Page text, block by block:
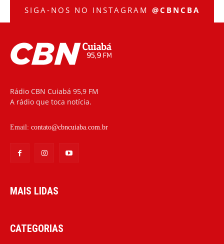
SIGA-NOS NO INSTAGRAM @CBNCBA
Rádio CBN Cuiabá 95,9 FM
A rádio que toca notícia.
Email: contato@cbncuiaba.com.br
MAIS LIDAS
CATEGORIAS